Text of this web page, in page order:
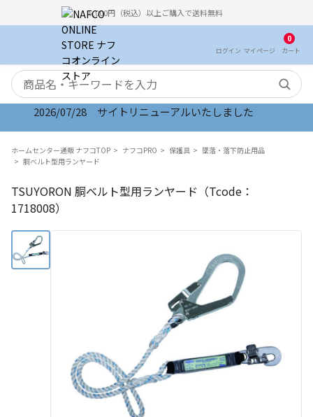
5,000円（税込）以上ご購入で送料無料
ログイン マイ ページ
0
カート
検索キーワード
2026/07/28 サイトリニューアルいたしました
ホームセンター通販 ナフコTOP ナフコPRO 保護具
墜落・落下防止用品
胴ベルト型用ランヤード
TSUYORON 胴ベルト型用ランヤード（Tcode：
1718008）